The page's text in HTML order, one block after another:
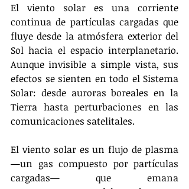
El viento solar es una corriente
continua de partículas cargadas que
fluye desde la atmósfera exterior del
Sol hacia el espacio interplanetario.
Aunque invisible a simple vista, sus
efectos se sienten en todo el Sistema
Solar: desde auroras boreales en la
Tierra hasta perturbaciones en las
comunicaciones satelitales.
El viento solar es un flujo de plasma
—un gas compuesto por partículas
cargadas— que emana